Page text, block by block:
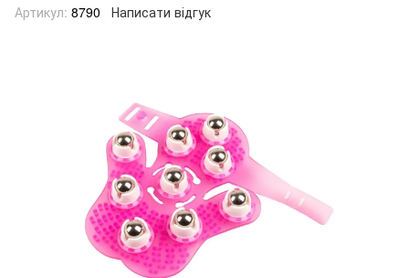
Артикул: 8790 Написати відгук